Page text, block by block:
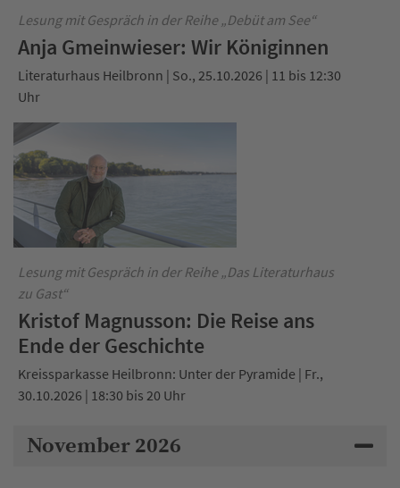
Lesung mit Gespräch in der Reihe „Debüt am See“
Anja Gmeinwieser: Wir Königinnen
Literaturhaus Heilbronn | So., 25.10.2026 | 11 bis 12:30
Uhr
Lesung mit Gespräch in der Reihe „Das Literaturhaus
zu Gast“
Kristof Magnusson: Die Reise ans
Ende der Geschichte
Kreissparkasse Heilbronn: Unter der Pyramide | Fr.,
30.10.2026 | 18:30 bis 20 Uhr
November 2026